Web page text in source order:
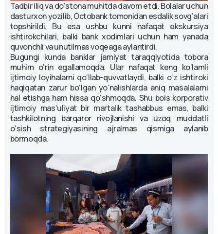
Tadbir iliq va do‘stona muhitda davom etdi. Bolalar uchun
dasturxon yozilib, Octobank tomonidan esdalik sovg‘alari
topshirildi. Bu esa ushbu kunni nafaqat ekskursiya
ishtirokchilari, balki bank xodimlari uchun ham yanada
quvonchli va unutilmas voqeaga aylantirdi.
Bugungi kunda banklar jamiyat taraqqiyotida tobora
muhim o‘rin egallamoqda. Ular nafaqat keng ko‘lamli
ijtimoiy loyihalarni qo‘llab-quvvatlaydi, balki o‘z ishtiroki
haqiqatan zarur bo‘lgan yo‘nalishlarda aniq masalalarni
hal etishga ham hissa qo‘shmoqda. Shu bois korporativ
ijtimoiy mas’uliyat bir martalik tashabbus emas, balki
tashkilotning barqaror rivojlanishi va uzoq muddatli
o‘sish strategiyasining ajralmas qismiga aylanib
bormoqda.